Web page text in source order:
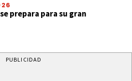
prepara para su gran
PUBLICIDAD